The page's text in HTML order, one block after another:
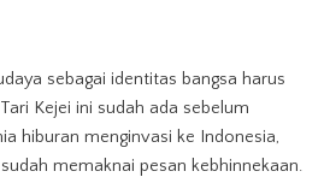
sebagai identitas bangsa harus
Kejei ini sudah ada sebelum
hiburan menginvasi ke Indonesia,
memaknai pesan kebhinnekaan.